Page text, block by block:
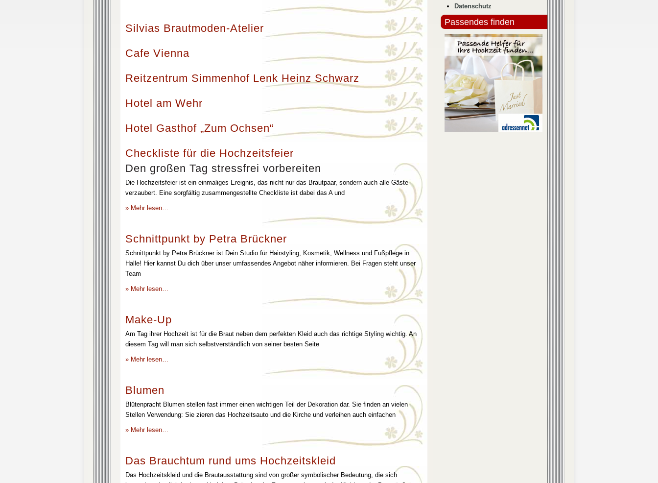
Silvias Brautmoden-Atelier
Cafe Vienna
Reitzentrum Simmenhof Lenk Heinz Schwarz
Hotel am Wehr
Hotel Gasthof „Zum Ochsen“
Checkliste für die Hochzeitsfeier
Den großen Tag stressfrei vorbereiten
Die Hochzeitsfeier ist ein einmaliges Ereignis, das nicht nur das Brautpaar, sondern auch alle Gäste
verzaubert. Eine sorgfältig zusammengestellte Checkliste ist dabei das A und
» Mehr lesen…
Schnittpunkt by Petra Brückner
Schnittpunkt by Petra Brückner ist Dein Studio für Hairstyling, Kosmetik, Wellness und Fußpflege in
Halle! Hier kannst Du dich über unser umfassendes Angebot näher informieren. Bei Fragen steht unser
Team
» Mehr lesen…
Make-Up
Am Tag ihrer Hochzeit ist für die Braut neben dem perfekten Kleid auch das richtige Styling wichtig. An
diesem Tag will man sich selbstverständlich von seiner besten Seite
» Mehr lesen…
Blumen
Blütenpracht Blumen stellen fast immer einen wichtigen Teil der Dekoration dar. Sie finden an vielen
Stellen Verwendung: Sie zieren das Hochzeitsauto und die Kirche und verleihen auch einfachen
» Mehr lesen…
Das Brauchtum rund ums Hochzeitskleid
Das Hochzeitskleid und die Brautausstattung sind von großer symbolischer Bedeutung, die sich
Datenschutz
Passendes finden